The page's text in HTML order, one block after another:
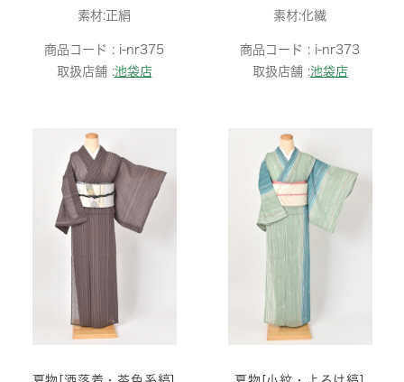
素材:正絹
商品コード : i-nr375
取扱店舗 :池袋店
素材:化繊
商品コード : i-nr373
取扱店舗 :池袋店